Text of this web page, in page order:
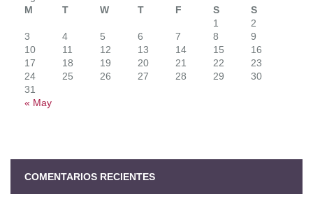
M
T W T F S S
« May
1
2
3
4 5 6 7 8
9
10
11 12 13 14 15
16
17
18 19 20 21 22
23
24
25 26 27 28 29
30
31
COMENTARIOS RECIENTES